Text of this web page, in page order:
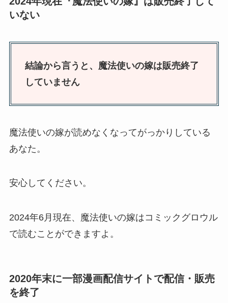
いない
結論から言うと、魔法使いの嫁は販売終了
していません
魔法使いの嫁が読めなくなってがっかりしている
あなた。
安心してください。
2024年6月現在、魔法使いの嫁はコミックグロウル
で読むことができますよ。
2020年末に一部漫画配信サイトで配信・販売
を終了